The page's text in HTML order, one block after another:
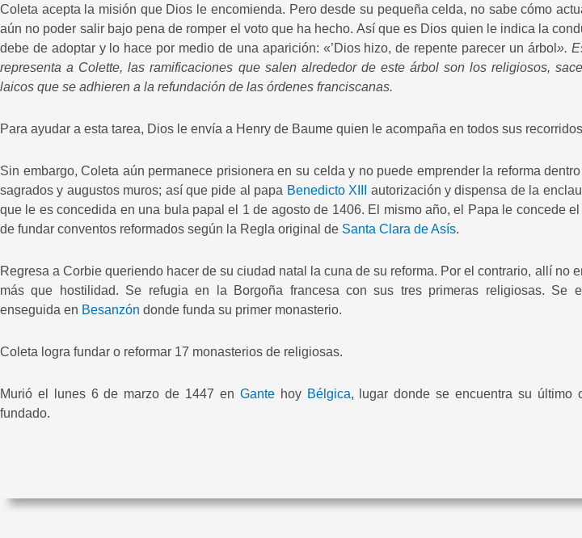
Coleta acepta la misión que Dios le encomienda. Pero desde su pequeña celda, no sabe cómo
aún no poder salir bajo pena de romper el voto que ha hecho. Así que es Dios quien le indica la
debe de adoptar y lo hace por medio de una aparición: «’Dios hizo, de repente parecer un árbol ».
representa a Colette, las ramificaciones que salen alrededor de este árbol son los religiosos,
laicos que se adhieren a la refundación de las órdenes franciscanas.
Para ayudar a esta tarea, Dios le envía a Henry de Baume quien le acompaña en todos sus
Sin embargo, Coleta aún permanece prisionera en su celda y no puede emprender la reforma
sagrados y augustos muros; así que pide al papa Benedicto XIII
autorización y dispensa de la
que le es concedida en una bula papal el 1 de agosto de 1406. El mismo año, el Papa le concede
de fundar conventos reformados según la Regla original de Santa Clara de Asís.
Regresa a Corbie queriendo hacer de su ciudad natal la cuna de su reforma. Por el contrario, allí no
más que hostilidad. Se refugia en la Borgoña francesa con sus tres primeras religiosas. Se
enseguida en Besanzón donde funda su primer monasterio.
Coleta logra fundar o reformar 17 monasterios de religiosas.
Murió el lunes 6 de marzo de 1447 en Gantehoy Bélgica, lugar donde se encuentra su último
fundado.